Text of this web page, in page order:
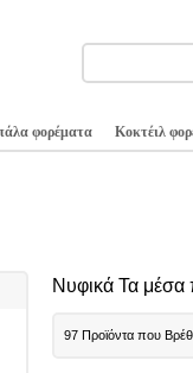
φορέματα Κοκτέιλ
Νυφικά Τα μέσα
97 Προϊόντα που